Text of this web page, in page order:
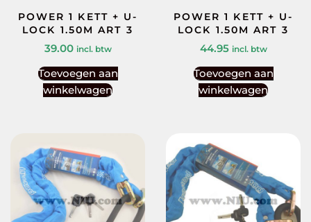
POWER 1 KETT + U-
LOCK 1.50M ART 3
39.00 incl. btw
Toevoegen aan
winkelwagen
POWER 1 KETT + U-
LOCK 1.50M ART 3
44.95 incl. btw
Toevoegen aan
winkelwagen